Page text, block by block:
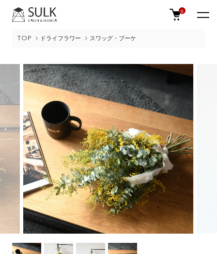
0
TOP ドライフラワー スワッグ・ブーケ